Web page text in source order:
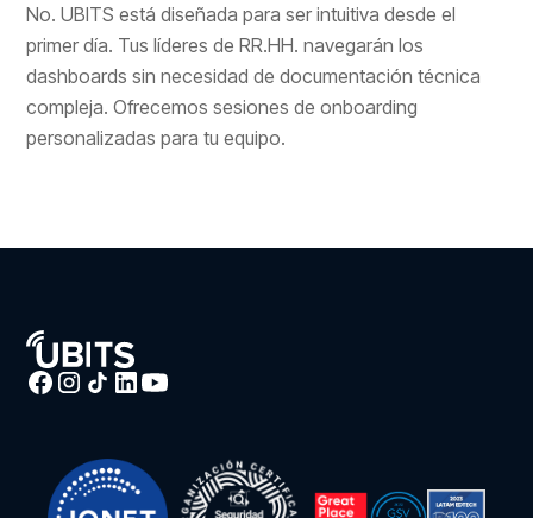
No. UBITS está diseñada para ser intuitiva desde el
primer día. Tus líderes de RR.HH. navegarán los
dashboards sin necesidad de documentación técnica
compleja. Ofrecemos sesiones de onboarding
personalizadas para tu equipo.